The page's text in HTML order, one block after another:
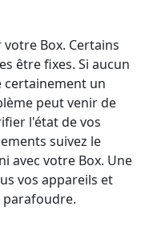
Box. Certains
être fixes. Si aucun
certainement un
peut venir de
l'état de vos
suivez le
avec votre Box. Une
vos appareils et
parafoudre.